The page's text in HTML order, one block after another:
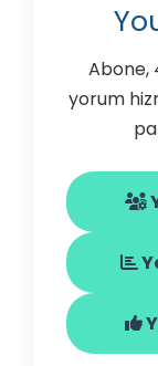
Abone,
yorum